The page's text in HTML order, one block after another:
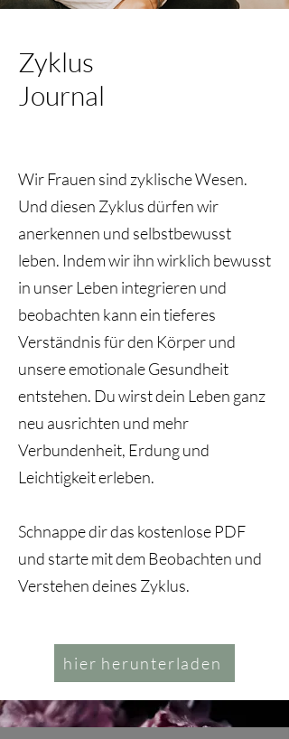
Zyklus
Journal
Wir Frauen sind zyklische Wesen.
Und diesen Zyklus dürfen wir
anerkennen und selbstbewusst
leben. Indem wir ihn wirklich bewusst
in unser Leben integrieren und
beobachten kann ein tieferes
Verständnis für den Körper und
unsere emotionale Gesundheit
entstehen. Du wirst dein Leben ganz
neu ausrichten und mehr
Verbundenheit, Erdung und
Leichtigkei​t erleben.
Schnappe dir das kostenlose PDF
und startemitdem Beobachten und
Verstehen deines Zyklus.
hier herunterladen